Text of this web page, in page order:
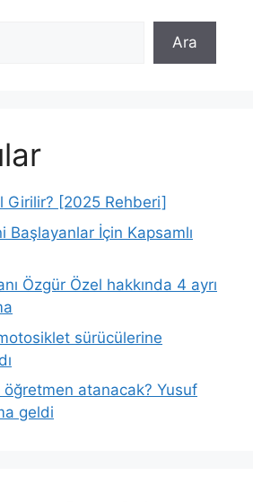
Ara
Girilir? [2025 Rehberi]
Başlayanlar İçin Kapsamlı
Özgür Özel hakkında 4 ayrı
sürücülerine
öğretmen atanacak? Yusuf
geldi